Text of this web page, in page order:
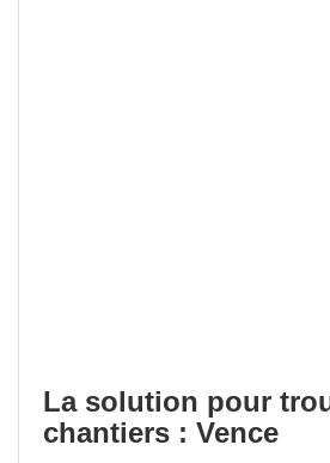
La solution pour
chantiers : Vence